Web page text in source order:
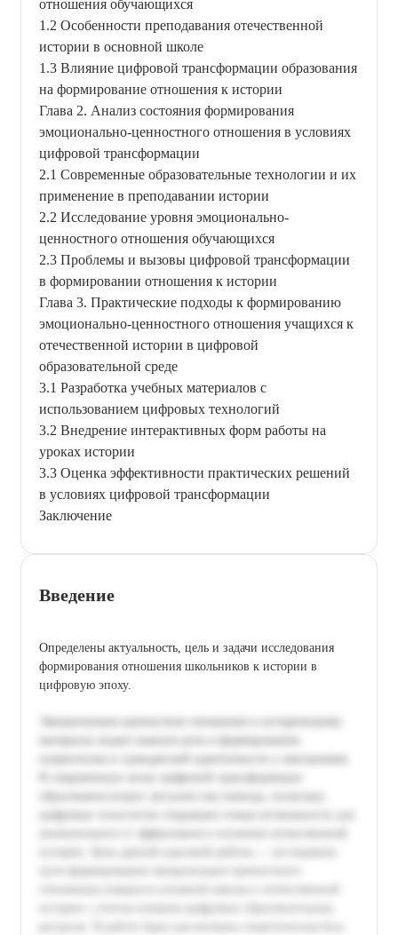
отношения обучающихся
1.2 Особенности преподавания отечественной
истории в основной школе
1.3 Влияние цифровой трансформации образования
на формирование отношения к истории
Глава 2. Анализ состояния формирования
эмоционально-ценностного отношения в условиях
цифровой трансформации
2.1 Современные образовательные технологии и их
применение в преподавании истории
2.2 Исследование уровня эмоционально-
ценностного отношения обучающихся
2.3 Проблемы и вызовы цифровой трансформации
в формировании отношения к истории
Глава 3. Практические подходы к формированию
эмоционально-ценностного отношения учащихся к
отечественной истории в цифровой
образовательной среде
3.1 Разработка учебных материалов с
использованием цифровых технологий
3.2 Внедрение интерактивных форм работы на
уроках истории
3.3 Оценка эффективности практических решений
в условиях цифровой трансформации
Заключение
Введение
Определены актуальность, цель и задачи исследования
формирования отношения школьников к истории в
цифровую эпоху.